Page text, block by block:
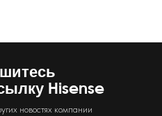
Hisense
новостях компании